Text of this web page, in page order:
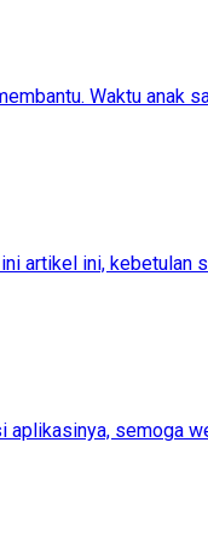
Waktu anak
artikel ini, kebetulan
aplikasinya, semoga